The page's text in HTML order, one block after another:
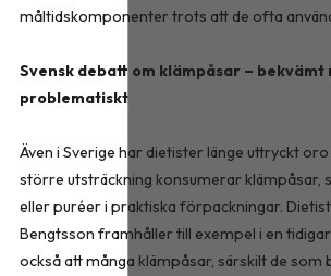
måltidskomponenter trots att de ofta
Svensk debatt om klämpåsar – bekvämt
problematiskt
Även i Sverige har dietister länge uttryckt
större utsträckning konsumerar klämpåsar,
eller puréer i praktiska förpackningar.
Bengtsson framhåller till exempel i en
också att många klämpåsar, särskilt de som